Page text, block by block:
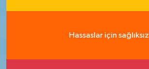
Hassaslar için sağlıksız